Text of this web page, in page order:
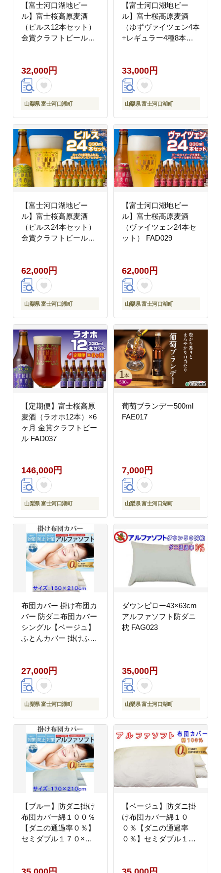
【富士河口湖地ビー
ル】富士桜高原麦酒
（ピルス12本セット）
金賞クラフトビール
32,000円
山梨県 富士河口湖町
【富士河口湖地ビー
ル】富士桜高原麦酒
（ゆずヴァイツェン4本
+レギュラー4種8本）
33,000円
山梨県 富士河口湖町
【富士河口湖地ビー
ル】富士桜高原麦酒
（ピルス24本セット）
金賞クラフトビール
62,000円
山梨県 富士河口湖町
【富士河口湖地ビー
ル】富士桜高原麦酒
（ヴァイツェン24本セ
ット） FAD029
62,000円
山梨県 富士河口湖町
【定期便】富士桜高原
麦酒（ラオホ12本）×6
ヶ月 金賞クラフトビー
ル FAD037
146,000円
山梨県 富士河口湖町
葡萄ブランデー500ml
FAE017
7,000円
山梨県 富士河口湖町
布団カバー 掛け布団カ
バー 防ダニ布団カバー
シングル【ベージュ】
ふとんカバー 掛けふと
150×210ｃｍ 羽毛布団
対応 FAG009
27,000円
山梨県 富士河口湖町
ダウンピロー43×63cm
アルファソフト防ダニ
枕 FAG023
35,000円
山梨県 富士河口湖町
【ブルー】防ダニ掛け
布団カバー綿１００％
【ダニの通過率０％】
セミダブル１７０×２
【ベージュ】防ダニ掛
け布団カバー綿１０
０％【ダニの通過率
０％】セミダブル１７